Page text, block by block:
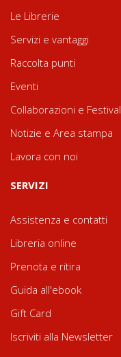
Le Librerie
Servizi e vantaggi
Raccolta punti
Eventi
Collaborazioni e Festival
Notizie e Area stampa
Lavora con noi
SERVIZI
Assistenza e contatti
Libreria online
Prenota e ritira
Guida all'ebook
Gift Card
Iscriviti alla Newsletter